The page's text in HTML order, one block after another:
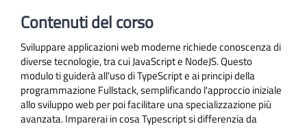
Contenuti del corso
Sviluppare applicazioni web moderne richiede conoscenza di
diverse tecnologie, tra cui JavaScript e NodeJS. Questo
modulo ti guiderà all'uso di TypeScript e ai principi della
programmazione Fullstack, semplificando l'approccio iniziale
allo sviluppo web per poi facilitare una specializzazione più
avanzata.Imparerai in cosa Typescript si differenzia da